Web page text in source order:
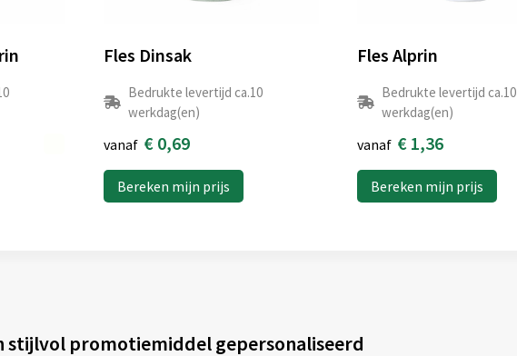
Fles Dinsak
Bedrukte levertijd ca.10
werkdag(en)
vanaf € 0,69
Bereken mijn prijs
Fles Alprin
Bedrukte levertijd ca.10
werkdag(en)
vanaf € 1,36
Bereken mijn prijs
stijlvol promotiemiddel gepersonaliseerd